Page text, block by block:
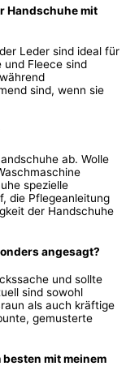
Handschuhe mit
Leder sind ideal für
und Fleece sind
sind, wenn sie
ab. Wolle
spezielle
die Pflegeanleitung
der Handschuhe
angesagt?
und sollte
sind sowohl
als auch kräftige
gemusterte
mit meinem